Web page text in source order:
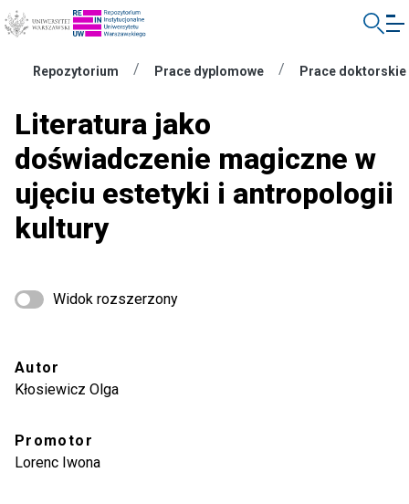
Skocz
do
Uniwersytet
Kolekcje
O repozytorium
AA EN PL Zaloguj
Repozytorium Prace dyplomowe Prace doktorskie
Literatura jako
doświadczenie magiczne w
ujęciu estetyki i antropologii
kultury
Widok rozszerzony
Autor
Kłosiewicz Olga
Promotor
Lorenc Iwona